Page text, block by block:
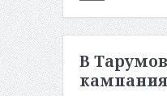
В
кампания